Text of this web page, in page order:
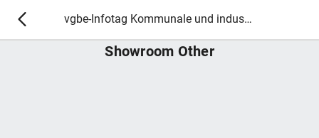
vgbe-Infotag Kommunale und industrielle Strom- / Wärmeerzeugung
Showroom Other